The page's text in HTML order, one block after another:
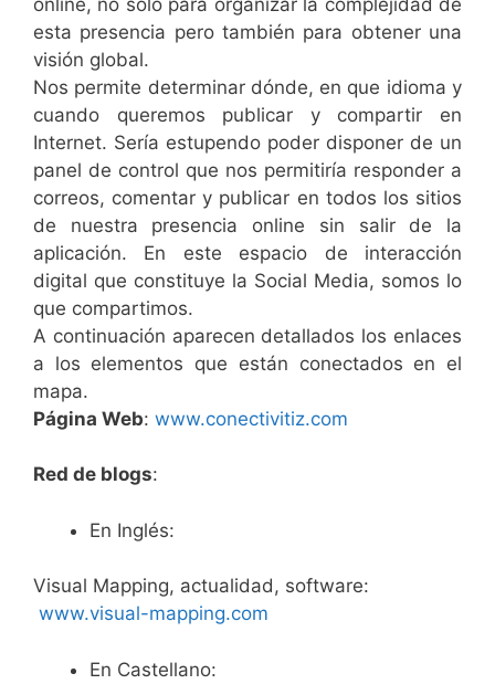
esta presencia pero también para obtener una
visión global.
Nos permite determinar dónde, en que idioma y
cuando queremos publicar y compartir en
Internet. Sería estupendo poder disponer de un
panel de control que nos permitiría responder a
correos, comentar y publicar en todos los sitios
de nuestra presencia online sin salir de la
aplicación. En este espacio de interacción
digital que constituye la Social Media, somos lo
que compartimos.
A continuación aparecen detallados los enlaces
a los elementos que están conectados en el
mapa.
Página Web: www.conectivitiz.com
Red de blogs:
En Inglés:
Visual Mapping, actualidad, software:
www.visual-mapping.com
En Castellano: